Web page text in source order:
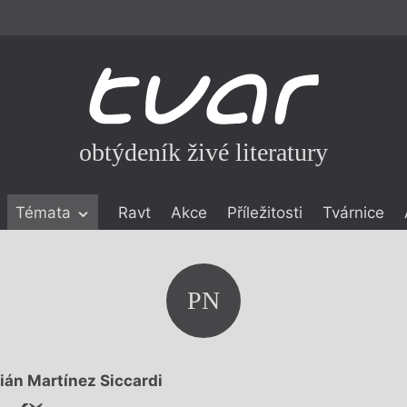
obtýdeník živé literatury
Témata Ravt Akce Příležitosti Tvárnice
PN
Martínez Siccardi